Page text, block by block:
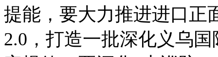
提能，要大力推进进口正
2.0，打造一批深化义乌